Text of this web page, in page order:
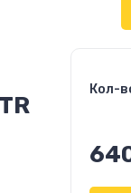
Кол-